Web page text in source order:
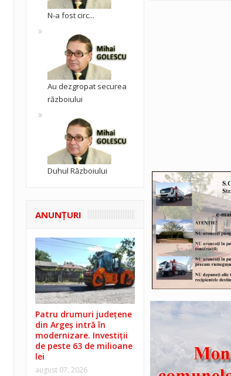
N-a fost circ...
Au dezgropat securea
războiului
Duhul Războiului
ANUNŢURI
Patru drumuri județene
din Argeș intră în
modernizare. Investiții
de peste 63 de milioane
lei
august 07, 2026